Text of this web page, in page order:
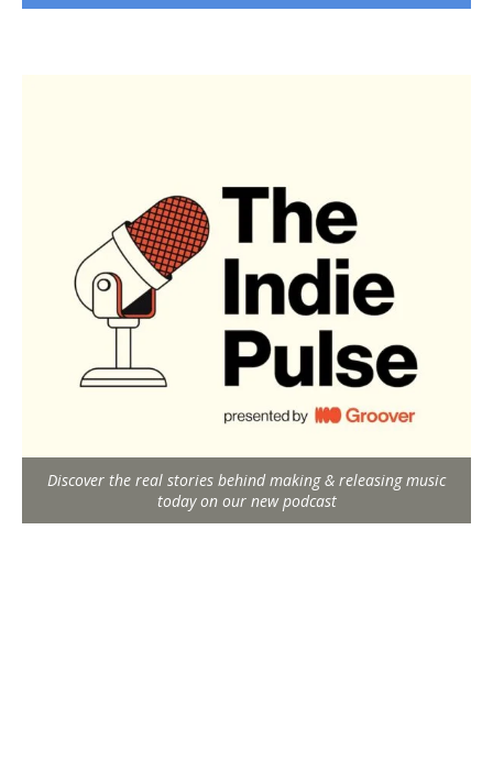
Discover the real stories behind making & releasing music
today on our new podcast